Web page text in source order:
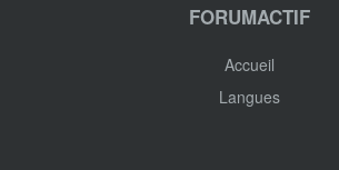
FORUMACTIF
Accueil
Langues